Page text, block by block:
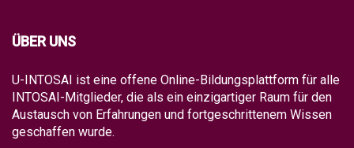
ÜBER UNS
U-INTOSAI ist eine offene Online-Bildungsplattform für alle
INTOSAI-Mitglieder, die als ein einzigartiger Raum für den
Austausch von Erfahrungen und fortgeschrittenem Wissen
geschaffen wurde.